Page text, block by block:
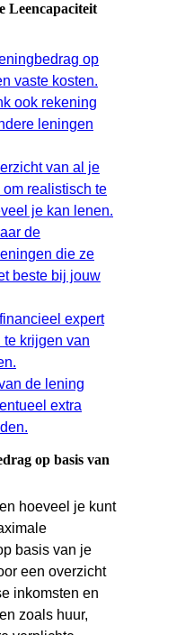
Leencapaciteit
op
vaste kosten.
ook rekening
leningen
van al je
realistisch te
je kan lenen.
de
die ze
beste bij jouw
expert
krijgen van
de lening
extra
op basis van
hoeveel je kunt
basis van je
een overzicht
inkomsten en
zoals huur,